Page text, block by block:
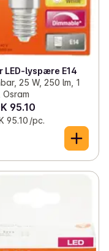
levetid, E27
Perfekt for
og generell
kun i egnede
dim
er defekt.
LED-lyspære E14
25 W, 250 lm, 1
Osram
95.10
95.10 /pc.